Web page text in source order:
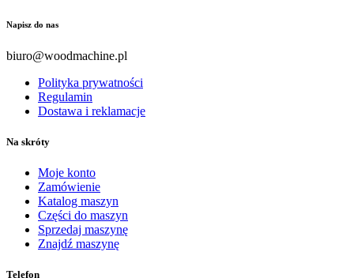
Napisz do nas
biuro@woodmachine.pl
Polityka prywatności
Regulamin
Dostawa i reklamacje
Na skróty
Moje konto
Zamówienie
Katalog maszyn
Części do maszyn
Sprzedaj maszynę
Znajdź maszynę
Telefon